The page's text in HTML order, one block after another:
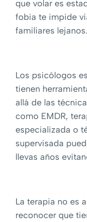
que volar es
fobia te impide
familiares lejanos.
Los psicólogos
tienen
allá de las
como EMDR,
especializada o
supervisada
llevas años
La terapia no es
reconocer que